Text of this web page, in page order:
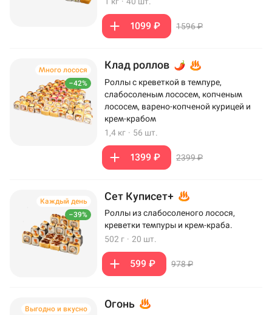
1099 ₽ 1596 ₽
–42%
Много лосося Клад роллов
Роллы с креветкой в темпуре,
слабосоленым лососем, копченым
лососем, варено-копченой курицей и
крем-крабом
1,4 кг · 56 шт.
1399 ₽ 2399 ₽
–39%
Каждый день Сет Куписет+
Роллы из слабосоленого лосося,
креветки темпуры и крем-краба.
502 г · 20 шт.
599 ₽ 978 ₽
Выгодно и вкусно Огонь